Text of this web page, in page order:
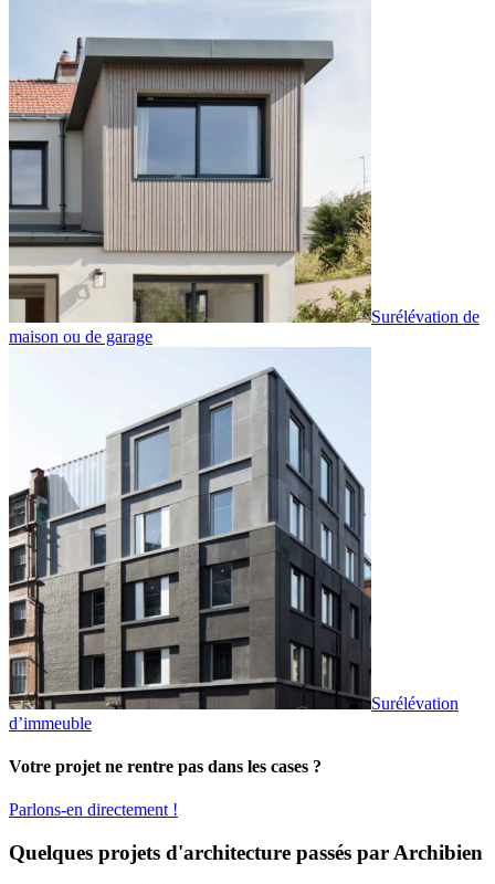
Surélévation de
maison ou de garage
Surélévation
d’immeuble
Votre projet ne rentre pas dans les cases ?
Parlons-en directement !
Quelques projets d'architecture passés par Archibien